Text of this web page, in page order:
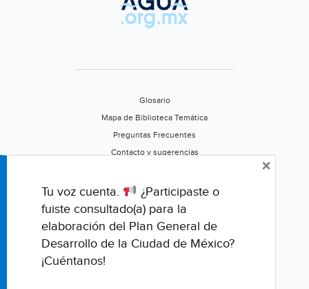
Glosario
Mapa de Biblioteca Temática
Preguntas Frecuentes
Contacto y sugerencias
Califica este portal
Tu voz cuenta.
¿Participaste o
fuiste consultado(a) para la
elaboración del Plan General de
Desarrollo de la Ciudad de México?
¡Cuéntanos!
×